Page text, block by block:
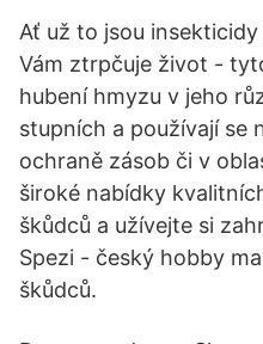
Ať už to jsou
Vám ztrpčuje život -
hubení hmyzu v jeho
stupních a používají se
ochraně zásob či v
široké nabídky
škůdců a užívejte si
Spezi - český hobby
škůdců.